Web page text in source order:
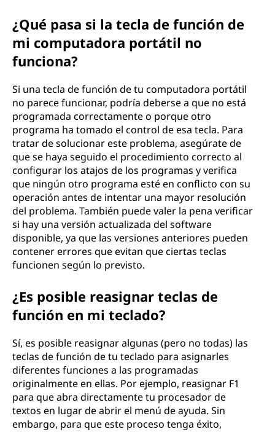
¿Qué pasa si la tecla de función de
mi computadora portátil no
funciona?
Si una tecla de función de tu computadora portátil
no parece funcionar, podría deberse a que no está
programada correctamente o porque otro
programa ha tomado el control de esa tecla. Para
tratar de solucionar este problema, asegúrate de
que se haya seguido el procedimiento correcto al
configurar los atajos de los programas y verifica
que ningún otro programa esté en conflicto con su
operación antes de intentar una mayor resolución
del problema. También puede valer la pena verificar
si hay una versión actualizada del software
disponible, ya que las versiones anteriores pueden
contener errores que evitan que ciertas teclas
funcionen según lo previsto.
¿Es posible reasignar teclas de
función en mi teclado?
Sí, es posible reasignar algunas (pero no todas) las
teclas de función de tu teclado para asignarles
diferentes funciones a las programadas
originalmente en ellas. Por ejemplo, reasignar F1
para que abra directamente tu procesador de
textos en lugar de abrir el menú de ayuda. Sin
embargo, para que este proceso tenga éxito,